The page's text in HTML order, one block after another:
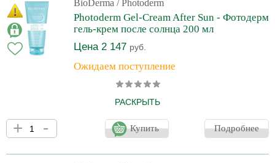
BioDerma / Photoderm
Photoderm Gel-Cream After Sun - Фотодерм
гель-крем после солнца 200 мл
Цена 2 147 руб.
Ожидаем поступление
РАСКРЫТЬ
Легкий и освежающий гель-крем после загара увлажняет,
успокаивает кожу. Помогает продлить загар и сделать его
красивым и ровным. Снимает ощущение жара и
солнце.
+ - Купить Подробнее